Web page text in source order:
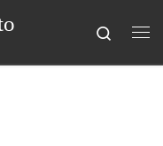
Search